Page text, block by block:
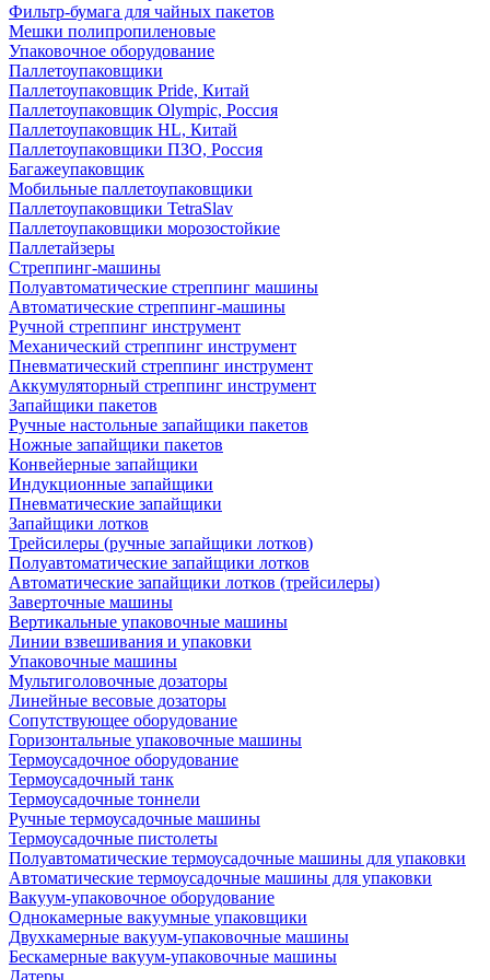
Фильтр-бумага для чайных пакетов
Мешки полипропиленовые
Упаковочное оборудование
Паллетоупаковщики
Паллетоупаковщик Pride, Китай
Паллетоупаковщик Olympic, Россия
Паллетоупаковщик HL, Китай
Паллетоупаковщики ПЗО, Россия
Багажеупаковщик
Мобильные паллетоупаковщики
Паллетоупаковщики TetraSlav
Паллетоупаковщики морозостойкие
Паллетайзеры
Стреппинг-машины
Полуавтоматические стреппинг машины
Автоматические стреппинг-машины
Ручной стреппинг инструмент
Механический стреппинг инструмент
Пневматический стреппинг инструмент
Аккумуляторный стреппинг инструмент
Запайщики пакетов
Ручные настольные запайщики пакетов
Ножные запайщики пакетов
Конвейерные запайщики
Индукционные запайщики
Пневматические запайщики
Запайщики лотков
Трейсилеры (ручные запайщики лотков)
Полуавтоматические запайщики лотков
Автоматические запайщики лотков (трейсилеры)
Заверточные машины
Вертикальные упаковочные машины
Линии взвешивания и упаковки
Упаковочные машины
Мультиголовочные дозаторы
Линейные весовые дозаторы
Сопутствующее оборудование
Горизонтальные упаковочные машины
Термоусадочное оборудование
Термоусадочный танк
Термоусадочные тоннели
Ручные термоусадочные машины
Термоусадочные пистолеты
Полуавтоматические термоусадочные машины для упаковки
Автоматические термоусадочные машины для упаковки
Вакуум-упаковочное оборудование
Однокамерные вакуумные упаковщики
Двухкамерные вакуум-упаковочные машины
Бескамерные вакуум-упаковочные машины
Датеры